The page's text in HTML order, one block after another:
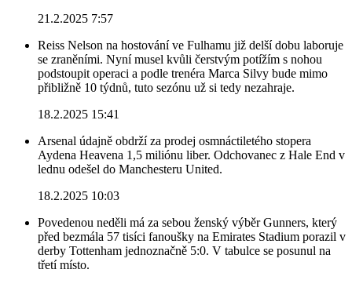
21.2.2025 7:57
Reiss Nelson na hostování ve Fulhamu již delší dobu laboruje
se zraněními. Nyní musel kvůli čerstvým potížím s nohou
podstoupit operaci a podle trenéra Marca Silvy bude mimo
přibližně 10 týdnů, tuto sezónu už si tedy nezahraje.
18.2.2025 15:41
Arsenal údajně obdrží za prodej osmnáctiletého stopera
Aydena Heavena 1,5 miliónu liber. Odchovanec z Hale End v
lednu odešel do Manchesteru United.
18.2.2025 10:03
Povedenou neděli má za sebou ženský výběr Gunners, který
před bezmála 57 tisíci fanoušky na Emirates Stadium porazil v
derby Tottenham jednoznačně 5:0. V tabulce se posunul na
třetí místo.